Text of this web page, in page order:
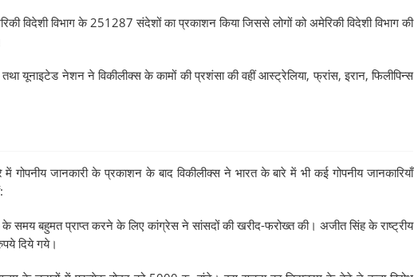
विदेशी विभाग के 251287 संदेशों का प्रकाशन किया जिससे लोगों को अमेरिकी विदेशी विभाग की
यूनाइटेड नेशन ने विकीलीक्स के कामों की प्रशंसा की वहीं आस्ट्रेलिया, फ्रांस, इरान, फिलीपिन्स
गोपनीय जानकारी के प्रकाशन के बाद विकीलीक्स ने भारत के बारे में भी कई गोपनीय जानकारियाँ
के समय बहुमत प्राप्त करने के लिए कांग्रेस ने सांसदों की खरीद-फरोख्त की। अजीत सिंह के राष्ट्रीय
दिये गये।